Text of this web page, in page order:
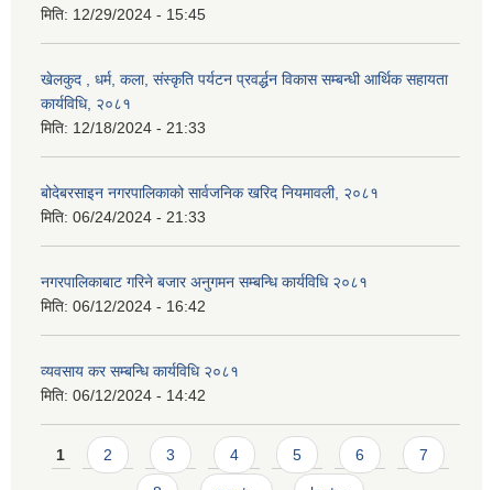
मिति: 12/29/2024 - 15:45
खेलकुद , धर्म, कला, संस्कृति पर्यटन प्रवर्द्धन विकास सम्बन्धी आर्थिक सहायता
कार्यविधि, २०८१
मिति: 12/18/2024 - 21:33
बोदेबरसाइन नगरपालिकाको सार्वजनिक खरिद नियमावली, २०८१
मिति: 06/24/2024 - 21:33
नगरपालिकाबाट गरिने बजार अनुगमन सम्बन्धि कार्यविधि २०८१
मिति: 06/12/2024 - 16:42
व्यवसाय कर सम्बन्धि कार्यविधि २०८१
मिति: 06/12/2024 - 14:42
Pages
1 2 3 4 5 6 7